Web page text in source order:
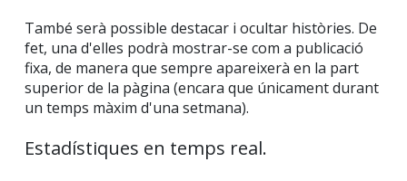
També serà possible destacar i ocultar històries. De
fet, una d'elles podrà mostrar-se com a publicació
fixa, de manera que sempre apareixerà en la part
superior de la pàgina (encara que únicament durant
un temps màxim d'una setmana).
Estadístiques en temps real.